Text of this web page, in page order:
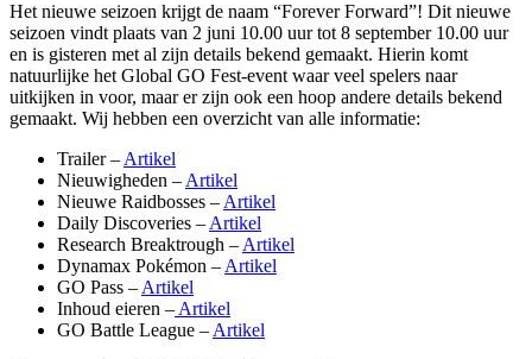
Het nieuwe seizoen krijgt de naam “Forever Forward”! Dit nieuwe
seizoen vindt plaats van 2 juni 10.00 uur tot 8 september 10.00 uur
en is gisteren met al zijn details bekend gemaakt. Hierin komt
natuurlijke het Global GO Fest-event waar veel spelers naar
uitkijken in voor, maar er zijn ook een hoop andere details bekend
gemaakt. Wij hebben een overzicht van alle informatie:
Trailer – Artikel
Nieuwigheden – Artikel
Nieuwe Raidbosses – Artikel
Daily Discoveries – Artikel
Research Breaktrough – Artikel
Dynamax Pokémon – Artikel
GO Pass – Artikel
Inhoud eieren – Artikel
GO Battle League – Artikel